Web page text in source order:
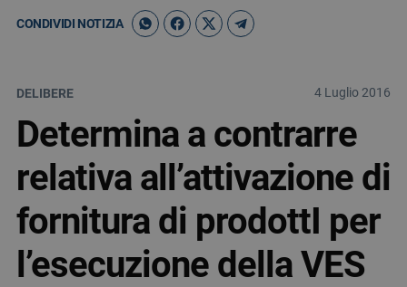
CONDIVIDI NOTIZIA
DELIBERE 4 Luglio 2016
Determina a contrarre
relativa all’attivazione di
fornitura di prodottI per
l’esecuzione della VES